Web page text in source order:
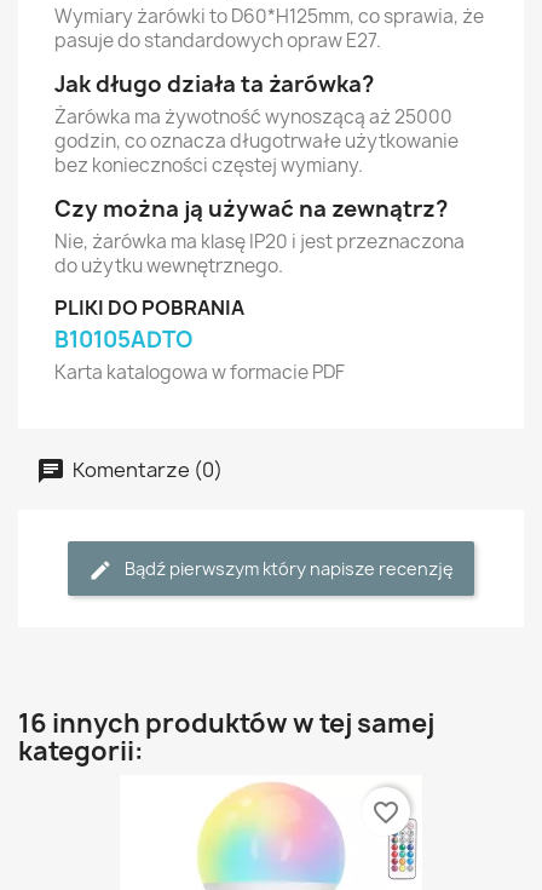
Wymiary żarówki to D60*H125mm, co sprawia, że
pasuje do standardowych opraw E27.
Jak długo działa ta żarówka?
Żarówka ma żywotność wynoszącą aż 25000
godzin, co oznacza długotrwałe użytkowanie
bez konieczności częstej wymiany.
Czy można ją używać na zewnątrz?
Nie, żarówka ma klasę IP20 i jest przeznaczona
do użytku wewnętrznego.
PLIKI DO POBRANIA
B10105ADTO
Karta katalogowa w formacie PDF
Komentarze (0)
Bądź pierwszym który napisze recenzję
16 innych produktów w tej samej
kategorii:
favorite_border